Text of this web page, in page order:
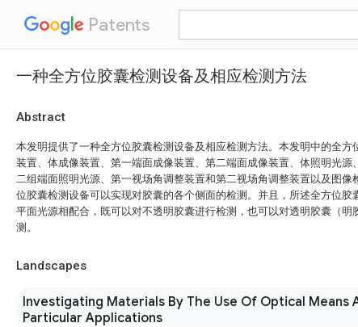
Patents
一种全方位胶囊检测设备及相应检测方法
Abstract
本发明提供了一种全方位胶囊检测设备及相应检测方法。本发明中的全方
装置、体成像装置、第一端面成像装置、第二端面成像装置、体照明光源
二组端面照明光源、第一视场角调整装置和第二视场角调整装置以及图像
位胶囊检测设备可以实现对胶囊的各个侧面的检测。并且，所述全方位胶
平面光源相配合，既可以对不透明胶囊进行检测，也可以对透明胶囊（明
测。
Landscapes
Investigating Materials By The Use Of Optical Means
Particular Applications